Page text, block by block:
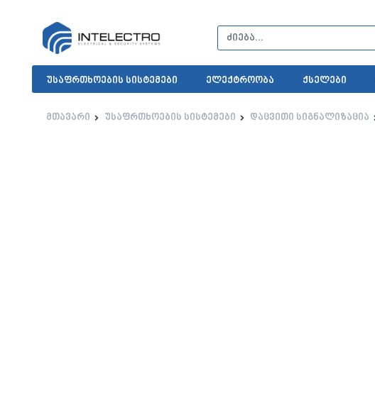
უსაფრთხოების სისტემები ელექტროობა ქსელები
მთავარი უსაფრთხოების სისტემები დაცვითი სიგნალიზაცია